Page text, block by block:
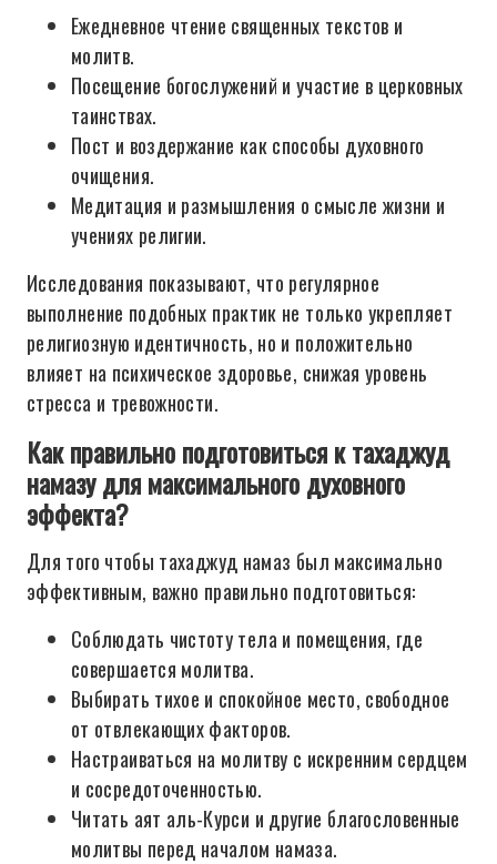
Ежедневное чтение священных текстов и
молитв.
Посещение богослужений и участие в церковных
таинствах.
Пост и воздержание как способы духовного
очищения.
Медитация и размышления о смысле жизни и
учениях религии.
Исследования показывают, что регулярное
выполнение подобных практик не только укрепляет
религиозную идентичность, но и положительно
влияет на психическое здоровье, снижая уровень
стресса и тревожности.
Как правильно подготовиться к тахаджуд
намазу для максимального духовного
эффекта?
Для того чтобы тахаджуд намаз был максимально
эффективным, важно правильно подготовиться:
Соблюдать чистоту тела и помещения, где
совершается молитва.
Выбирать тихое и спокойное место, свободное
от отвлекающих факторов.
Настраиваться на молитву с искренним сердцем
и сосредоточенностью.
Читать аят аль-Курси и другие благословенные
молитвы перед началом намаза.